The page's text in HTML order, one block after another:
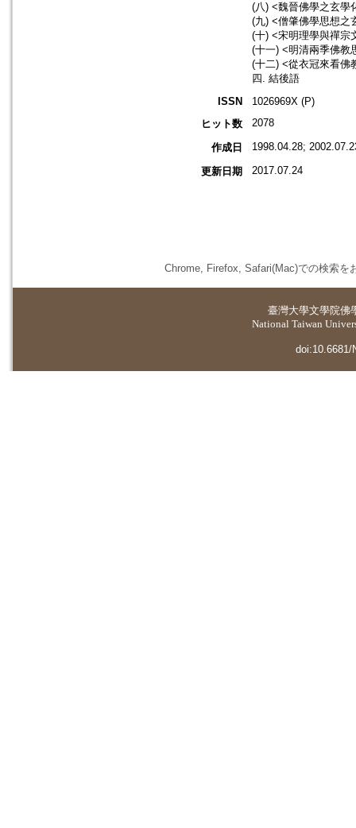
(八) <魏晉佛學之玄學
(九) <僧肇佛學思想之
(十) <宋明理學與禪宗
(十一) <明清兩季佛教
(十二) <從衣冠來看佛
四. 結後語
ISSN
1026969X (P)
ヒット数
2078
作成日 1998.04.28;
更新日期 2017.07.24
Chrome, Firefox, Safari(Mac)での検索を
臺灣大學文學院佛
National Taiwan
doi:10.6681/